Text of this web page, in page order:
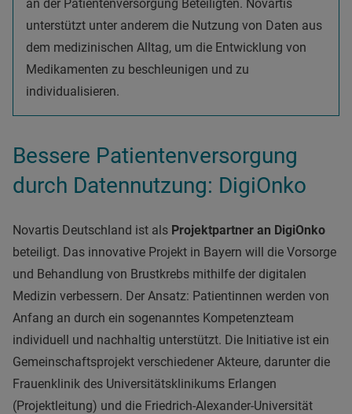
an der Patientenversorgung Beteiligten. Novartis
unterstützt unter anderem die Nutzung von Daten aus
dem medizinischen Alltag, um die Entwicklung von
Medikamenten zu beschleunigen und zu
individualisieren.
Bessere Patientenversorgung
durch Datennutzung: DigiOnko
Novartis Deutschland ist als Projektpartner an DigiOnko
beteiligt. Das innovative Projekt in Bayern will die Vorsorge
und Behandlung von Brustkrebs mithilfe der digitalen
Medizin verbessern. Der Ansatz: Patientinnen werden von
Anfang an durch ein sogenanntes Kompetenzteam
individuell und nachhaltig unterstützt. Die Initiative ist ein
Gemeinschaftsprojekt verschiedener Akteure, darunter die
Frauenklinik des Universitätsklinikums Erlangen
(Projektleitung) und die Friedrich-Alexander-Universität